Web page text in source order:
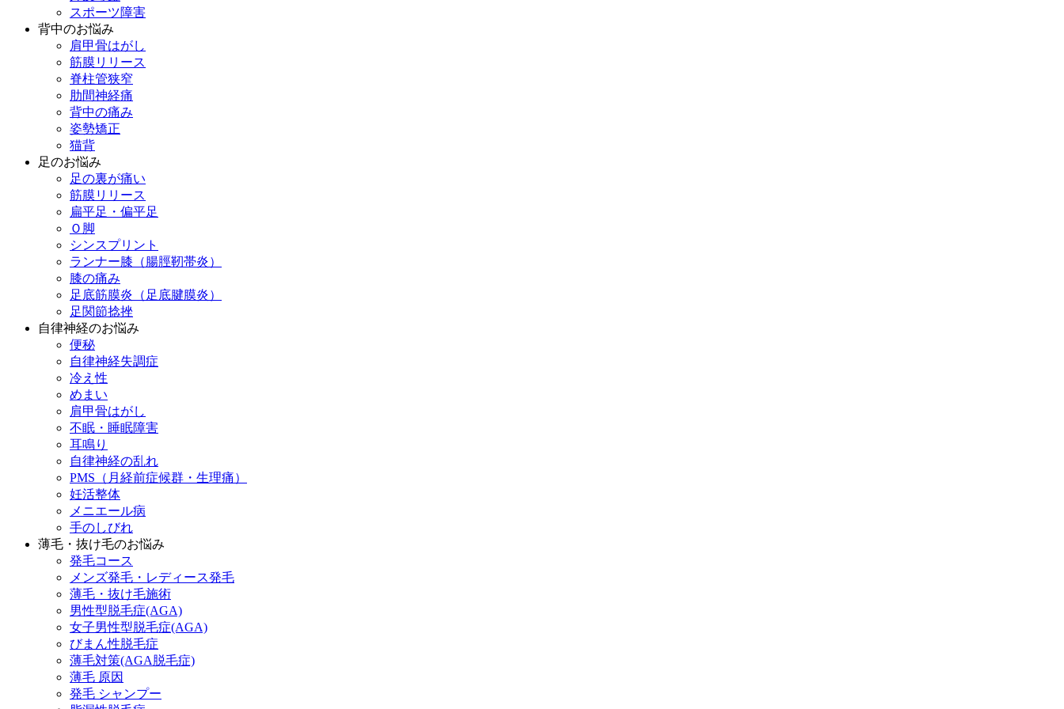
スポーツ障害
背中のお悩み
肩甲骨はがし
筋膜リリース
脊柱管狭窄
肋間神経痛
背中の痛み
姿勢矯正
猫背
足のお悩み
足の裏が痛い
筋膜リリース
扁平足・偏平足
Ｏ脚
シンスプリント
ランナー膝（腸脛靭帯炎）
膝の痛み
足底筋膜炎（足底腱膜炎）
足関節捻挫
自律神経のお悩み
便秘
自律神経失調症
冷え性
めまい
肩甲骨はがし
不眠・睡眠障害
耳鳴り
自律神経の乱れ
PMS（月経前症候群・生理痛）
妊活整体
メニエール病
手のしびれ
薄毛・抜け毛のお悩み
発毛コース
メンズ発毛・レディース発毛
薄毛・抜け毛施術
男性型脱毛症(AGA)
女子男性型脱毛症(AGA)
びまん性脱毛症
薄毛対策(AGA脱毛症)
薄毛 原因
発毛 シャンプー